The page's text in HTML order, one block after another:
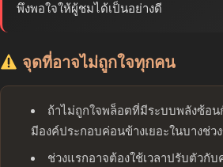
พึงพอใจให้ผู้ชมได้เป็นอย่างดี
จุดที่อาจไม่ถูกใจทุกคน
ถ้าไม่ถูกใจพล็อตที่มีระบบพลังซ้อ
มีองค์ประกอบค่อนข้างเยอะในบางช่วง
ช่วงแรกอาจต้องใช้เวลาปรับตัวกั